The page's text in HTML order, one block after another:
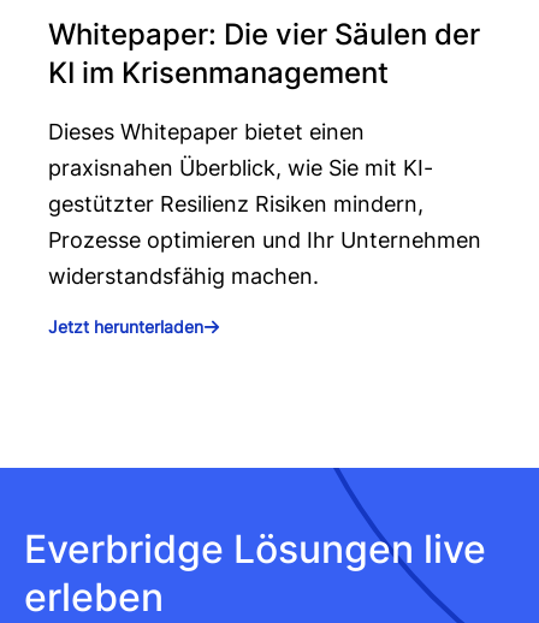
Whitepaper: Die vier Säulen der
KI im Krisenmanagement
Dieses Whitepaper bietet einen
praxisnahen Überblick, wie Sie mit KI-
gestützter Resilienz Risiken mindern,
Prozesse optimieren und Ihr Unternehmen
widerstandsfähig machen.
Jetzt herunterladen
Everbridge Lösungen live
erleben